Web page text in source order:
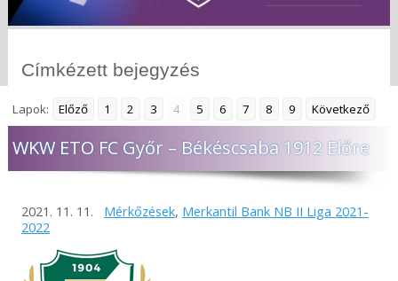
Címkézett bejegyzés
Lapok: Előző 1 2 3 4 5 6 7 8 9 Következő
WKW ETO FC Győr – Békéscsaba 1912 Előre
2021. 11. 11. Mérkőzések, Merkantil Bank NB II Liga 2021-
2022